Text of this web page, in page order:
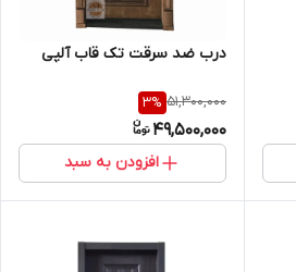
درب ضد سرقت تک قاب آلپی
51,300,000
3%
49,500,000
افزودن به سبد